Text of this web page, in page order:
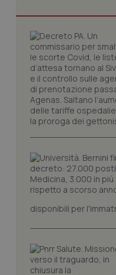
disponibili per